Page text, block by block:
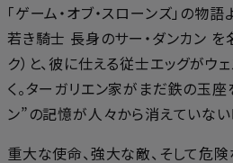
「ゲーム・オブ・スローンズ」の物
若き騎士 長身のサー・ダンカン を
ク）と、彼に仕える従士エッグがウ
く。ターガリエン家がまだ鉄の玉座
ン”の記憶が人々から消えていない
重大な使命、強大な敵、そして危